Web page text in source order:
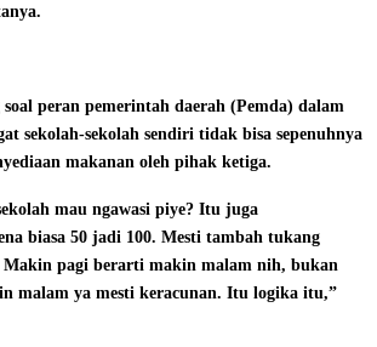
peran pemerintah daerah (Pemda) dalam
sekolah-sekolah sendiri tidak bisa sepenuhnya
makanan oleh pihak ketiga.
mau ngawasi piye? Itu juga
biasa 50 jadi 100. Mesti tambah tukang
pagi berarti makin malam nih, bukan
malam ya mesti keracunan. Itu logika itu,”